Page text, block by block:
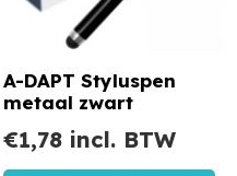
A-DAPT Styluspen
metaal zwart
€1,78 incl. BTW